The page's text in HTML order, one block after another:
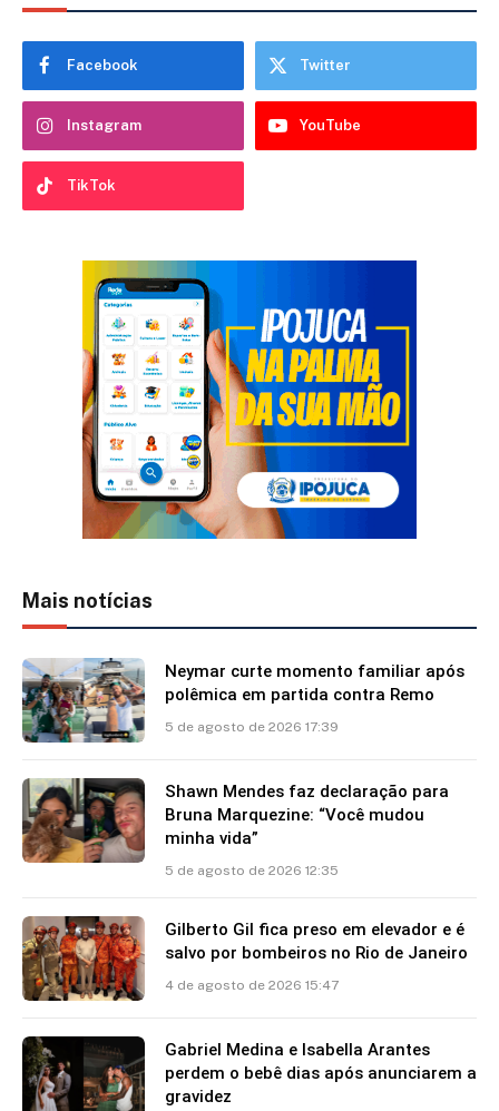
Facebook Twitter
Instagram YouTube
TikTok
Mais notícias
Neymar curte momento familiar após
polêmica em partida contra Remo
5 de agosto de 2026 17:39
Shawn Mendes faz declaração para
Bruna Marquezine: “Você mudou
minha vida”
5 de agosto de 2026 12:35
Gilberto Gil fica preso em elevador e é
salvo por bombeiros no Rio de Janeiro
4 de agosto de 2026 15:47
Gabriel Medina e Isabella Arantes
perdem o bebê dias após anunciarem a
gravidez